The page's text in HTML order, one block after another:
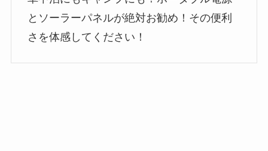
とソーラーパネルが絶対お勧め！その便利
さを体感してください！